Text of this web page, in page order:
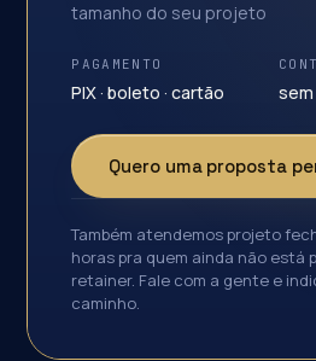
tamanho do seu projeto
PAGAMENTO
PIX · boleto · cartão
Quero uma proposta
Também atendemos projeto
horas pra quem ainda não está
retainer. Fale com a gente e
caminho.